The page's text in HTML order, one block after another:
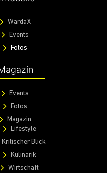
Entdecke
WardaX
Fotos
Magazin
Events
Lifestyle
Kritischer Blick